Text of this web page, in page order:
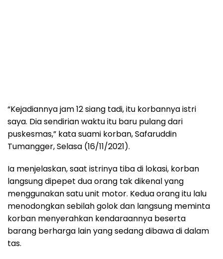
“Kejadiannya jam 12 siang tadi, itu korbannya istri
saya. Dia sendirian waktu itu baru pulang dari
puskesmas,” kata suami korban, Safaruddin
Tumangger, Selasa (16/11/2021).
Ia menjelaskan, saat istrinya tiba di lokasi, korban
langsung dipepet dua orang tak dikenal yang
menggunakan satu unit motor. Kedua orang itu lalu
menodongkan sebilah golok dan langsung meminta
korban menyerahkan kendaraannya beserta
barang berharga lain yang sedang dibawa di dalam
tas.